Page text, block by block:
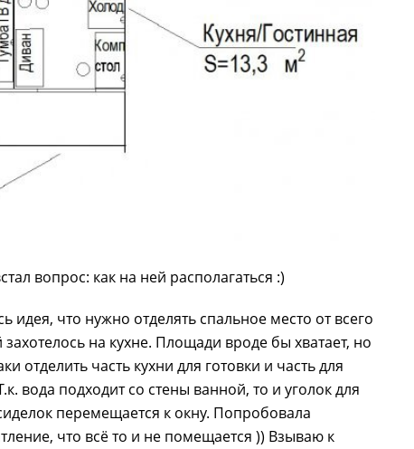
вопрос: как на ней располагаться :)
идея, что нужно отделять спальное место от всего
на кухне. Площади вроде бы хватает, но
отделить часть кухни для готовки и часть для
вода подходит со стены ванной, то и уголок для
перемещается к окну. Попробовала
что всё то и не помещается )) Взываю к